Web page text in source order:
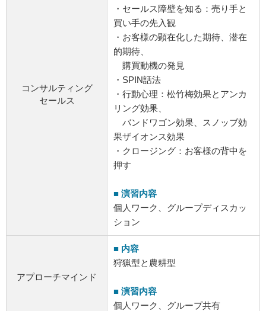
コンサルティング
セールス
・セールス障壁を知る：売り手と
買い手の先入観
・お客様の顕在化した期待、潜在
的期待、
購買動機の発見
・SPIN話法
・行動心理：松竹梅効果とアンカ
リング効果、
バンドワゴン効果、スノッブ効
果ザイオンス効果
・クロージング：お客様の背中を
押す
■ 演習内容
個人ワーク、グループディスカッ
ション
アプローチマインド
■ 内容
狩猟型と農耕型
■ 演習内容
個人ワーク、グループ共有